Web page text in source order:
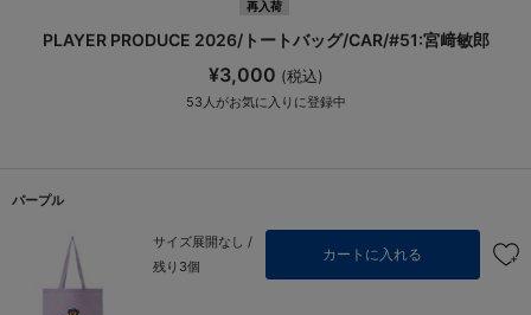
再入荷
PLAYER PRODUCE 2026/トートバッグ/CAR/#51:宮﨑敏郎
¥3,000 (税込)
53 人がお気に入りに登録中
パープル
サイズ展開なし /
残り3個
カートに入れる